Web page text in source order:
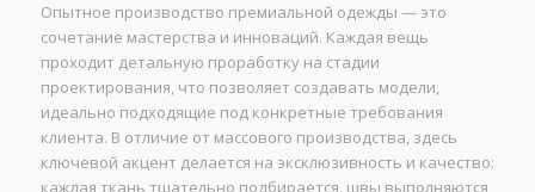
Опытное производство премиальной одежды — это
сочетание мастерства и инноваций. Каждая вещь
проходит детальную проработку на стадии
проектирования, что позволяет создавать модели,
идеально подходящие под конкретные требования
клиента. В отличие от массового производства, здесь
ключевой акцент делается на эксклюзивность и качество:
каждая ткань тщательно подбирается, швы выполняются